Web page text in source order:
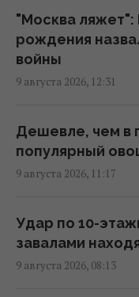
Украина
империю самой
– NYT
21:08 воскресенье, 09
Что заставит
войны,
демографа
Чистые
Федоренко дал
"Москва ляжет":
рождения назва
войны
9 августа 2026, 12:31
Дешевле, чем в
популярный
9 августа 2026, 11:17
Удар по 10-
завалами
9 августа 2026, 08:13